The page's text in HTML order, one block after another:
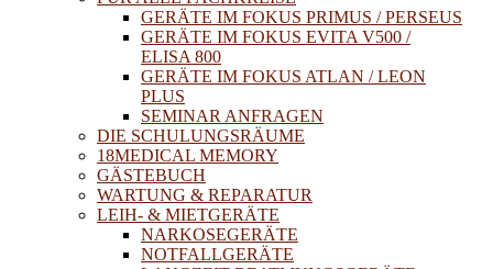
GERÄTE IM FOKUS PRIMUS / PERSEUS
GERÄTE IM FOKUS EVITA V500 /
ELISA 800
GERÄTE IM FOKUS ATLAN / LEON
PLUS
SEMINAR ANFRAGEN
DIE SCHULUNGSRÄUME
18MEDICAL MEMORY
GÄSTEBUCH
WARTUNG & REPARATUR
LEIH- & MIETGERÄTE
NARKOSEGERÄTE
NOTFALLGERÄTE